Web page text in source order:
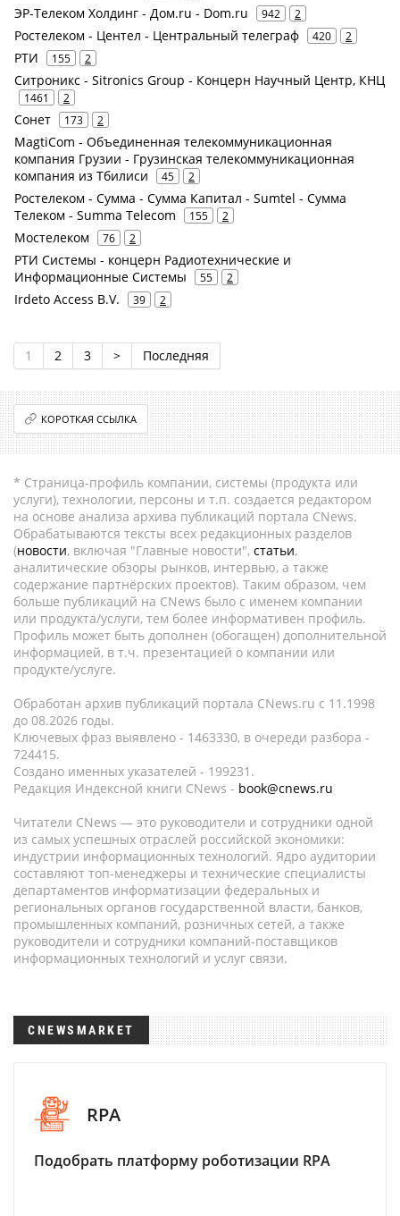
ЭР-Телеком Холдинг - Дом.ru - Dom.ru 942 2
Ростелеком - Центел - Центральный телеграф 420 2
РТИ 155 2
Ситроникс - Sitronics Group - Концерн Научный Центр, КНЦ
1461 2
Сонет 173 2
MagtiCom - Объединенная телекоммуникационная
компания Грузии - Грузинская телекоммуникационная
компания из Тбилиси
45 2
Ростелеком - Сумма - Сумма Капитал - Sumtel - Сумма
Телеком - Summa Telecom
155 2
Мостелеком 76 2
РТИ Системы - концерн Радиотехнические и
Информационные Системы
55 2
Irdeto Access B.V. 39 2
1 2 3 > Последняя
КОРОТКАЯ ССЫЛКА
* Страница-профиль компании, системы (продукта или
услуги), технологии, персоны и т.п. создается редактором
на основе анализа архива публикаций портала CNews.
Обрабатываются тексты всех редакционных разделов
(новости, включая "Главные новости", статьи,
аналитические обзоры рынков, интервью, а также
содержание партнёрских проектов). Таким образом, чем
больше публикаций на CNews было с именем компании
или продукта/услуги, тем более информативен профиль.
Профиль может быть дополнен (обогащен) дополнительной
информацией, в т.ч. презентацией о компании или
продукте/услуге.
Обработан архив публикаций портала CNews.ru c 11.1998
до 08.2026 годы.
Ключевых фраз выявлено - 1463330, в очереди разбора -
724415.
Создано именных указателей - 199231.
Редакция Индексной книги CNews - book@cnews.ru
Читатели CNews — это руководители и сотрудники одной
из самых успешных отраслей российской экономики:
индустрии информационных технологий. Ядро аудитории
составляют топ-менеджеры и технические специалисты
департаментов информатизации федеральных и
региональных органов государственной власти, банков,
промышленных компаний, розничных сетей, а также
руководители и сотрудники компаний-поставщиков
информационных технологий и услуг связи.
CNEWSMARKET
RPA
Подобрать платформу роботизации RPA